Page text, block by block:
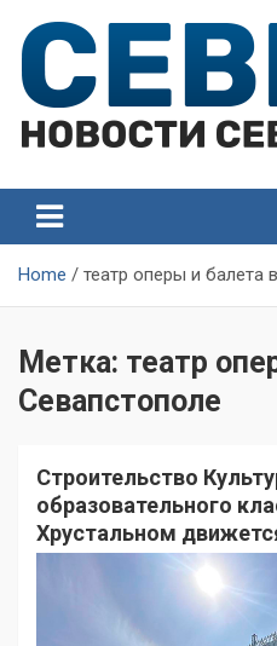
content
Севастополя
Севастополя
Home театр оперы и балета
Метка: театр
Севапстополе
Строительство
образовательного
Хрустальном